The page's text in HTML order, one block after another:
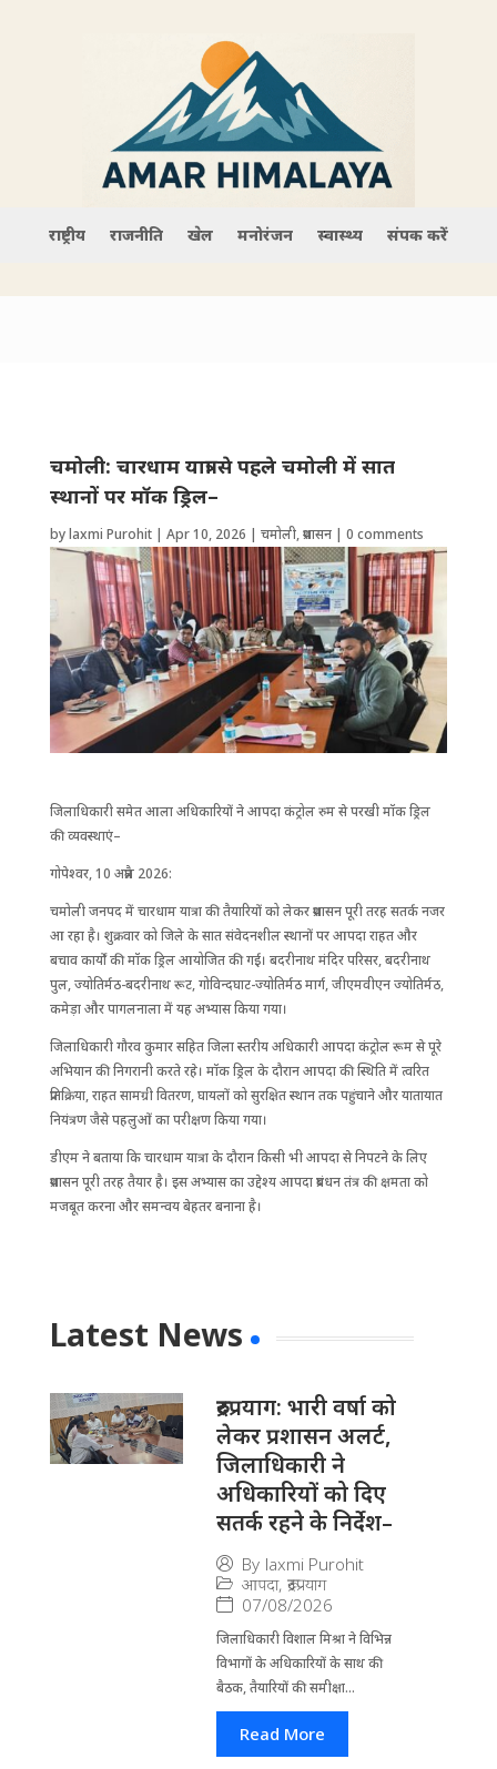
राष्ट्रीय राजनीति खेल मनोरंजन स्वास्थ्य संपर्क करें
चमोली: चारधाम यात्रा से पहले चमोली में सात
स्थानों पर मॉक ड्रिल–
bylaxmi Purohit| Apr 10, 2026 | चमोली,प्रशासन| 0 comments
जिला​धिकारी समेत आला अ​धिकारियों ने आपदा कंट्रोल रुम से परखी मॉक ड्रिल
की व्यवस्थाएं–
गोपेश्वर, 10 अप्रैल 2026:
चमोली जनपद में चारधाम यात्रा की तैयारियों को लेकर प्रशासन पूरी तरह सतर्क नजर
आ रहा है। शुक्रवार को जिले के सात संवेदनशील स्थानों पर आपदा राहत और
बचाव कार्यों की मॉक ड्रिल आयोजित की गई। बदरीनाथ मंदिर परिसर, बदरीनाथ
पुल, ज्योतिर्मठ-बदरीनाथ रूट, गोविन्दघाट-ज्योतिर्मठ मार्ग, जीएमवीएन ज्योतिर्मठ,
कमेड़ा और पागलनाला में यह अभ्यास किया गया।
जिलाधिकारी गौरव कुमार सहित जिला स्तरीय अधिकारी आपदा कंट्रोल रूम से पूरे
अभियान की निगरानी करते रहे। मॉक ड्रिल के दौरान आपदा की स्थिति में त्वरित
प्रतिक्रिया, राहत सामग्री वितरण, घायलों को सुरक्षित स्थान तक पहुंचाने और यातायात
नियंत्रण जैसे पहलुओं का परीक्षण किया गया।
डीएम ने बताया कि चारधाम यात्रा के दौरान किसी भी आपदा से निपटने के लिए
प्रशासन पूरी तरह तैयार है। इस अभ्यास का उद्देश्य आपदा प्रबंधन तंत्र की क्षमता को
मजबूत करना और समन्वय बेहतर बनाना है।
Latest News
रुद्रप्रयाग: भारी वर्षा को
लेकर प्रशासन अलर्ट,
जिलाधिकारी ने
अधिकारियों को दिए
सतर्क रहने के निर्देश–
By laxmi Purohit
आपदा, रूद्रप्रयाग
07/08/2026
जिला​धिकारी विशाल मिश्रा ने वि​भिन्न
विभागों के अ​धिकारियों के साथ की
बैठक, तैयारियों की समीक्षा...
Read More